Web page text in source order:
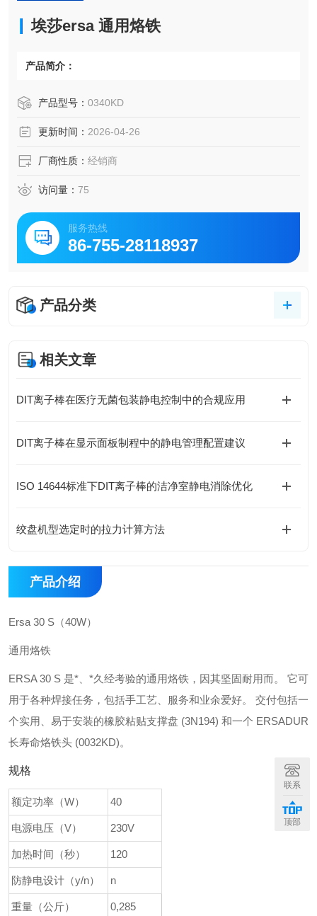
埃莎ersa 通用烙铁
产品简介：
产品型号： 0340KD
更新时间： 2026-04-26
厂商性质： 经销商
访问量： 75
服务热线
86-755-28118937
产品分类
相关文章
DIT离子棒在医疗无菌包装静电控制中的合规应用
DIT离子棒在显示面板制程中的静电管理配置建议
ISO 14644标准下DIT离子棒的洁净室静电消除优化
绞盘机型选定时的拉力计算方法
产品介绍
Ersa 30 S（40W）
通用烙铁
ERSA 30 S 是*、*久经考验的通用烙铁，因其坚固耐用而。
它可
用于各种焊接任务，包括手工艺、服务和业余爱好。
交付包括一
个实用、易于安装的橡胶粘贴支撑盘 (3N194) 和一个 ERSADUR
长寿命烙铁头 (0032KD)。
规格
+
额定功率（W） 40
电源电压（V） 230V
加热时间（秒） 120
防静电设计（y/n） n
重量（公斤） 0,285
联系
顶部